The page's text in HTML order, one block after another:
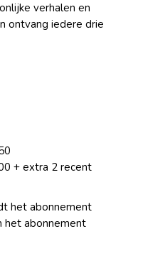
verhalen en
ontvang iedere drie
+ extra 2 recent
het abonnement
het abonnement